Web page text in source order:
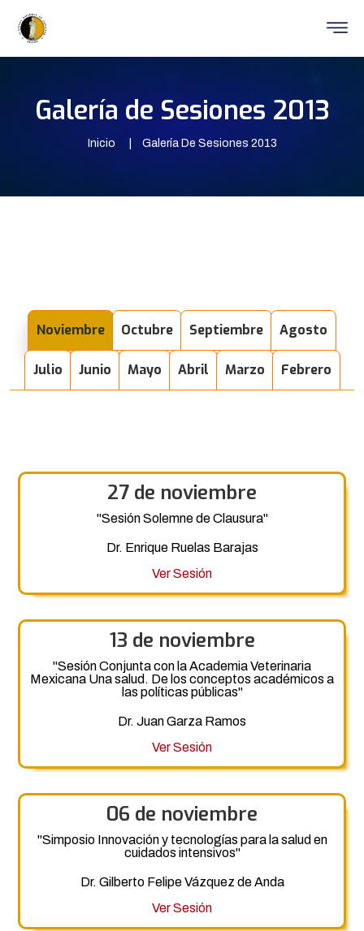
Galería de Sesiones 2013
Inicio Galería De Sesiones 2013
Noviembre Octubre Septiembre Agosto
Julio Junio Mayo Abril Marzo Febrero
27 de noviembre
"Sesión Solemne de Clausura"
Dr. Enrique Ruelas Barajas
Ver Sesión
13 de noviembre
"Sesión Conjunta con la Academia Veterinaria
Mexicana Una salud. De los conceptos académicos a
las políticas públicas"
Dr. Juan Garza Ramos
Ver Sesión
06 de noviembre
"Simposio Innovación y tecnologías para la salud en
cuidados intensivos"
Dr. Gilberto Felipe Vázquez de Anda
Ver Sesión